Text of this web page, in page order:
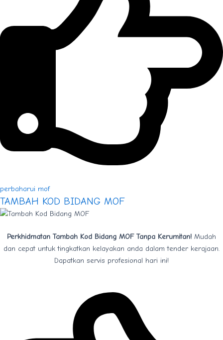
perbaharui mof
TAMBAH KOD BIDANG MOF
Perkhidmatan Tambah Kod Bidang MOF Tanpa Kerumitan! Mudah
dan cepat untuk tingkatkan kelayakan anda dalam tender kerajaan.
Dapatkan servis profesional hari ini!